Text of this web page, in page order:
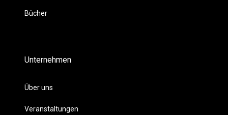
Bücher
Unternehmen
Über uns
Veranstaltungen